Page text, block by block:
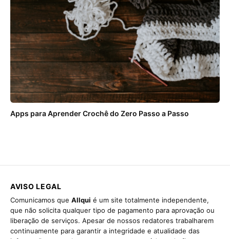
Apps para Aprender Crochê do Zero Passo a Passo
AVISO LEGAL
Comunicamos que Allqui é um site totalmente independente,
que não solicita qualquer tipo de pagamento para aprovação ou
liberação de serviços. Apesar de nossos redatores trabalharem
continuamente para garantir a integridade e atualidade das